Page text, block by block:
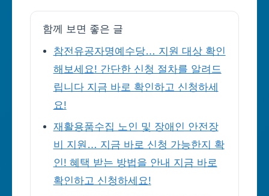
함께 보면 좋은 글
참전유공자명예수당… 지원 대상 확인
해보세요! 간단한 신청 절차를 알려드
립니다 지금 바로 확인하고 신청하세
요!
재활용품수집 노인 및 장애인 안전장
비 지원… 지금 바로 신청 가능한지 확
인! 혜택 받는 방법을 안내 지금 바로
확인하고 신청하세요!